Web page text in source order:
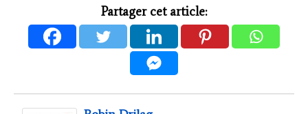
Partager cet article: